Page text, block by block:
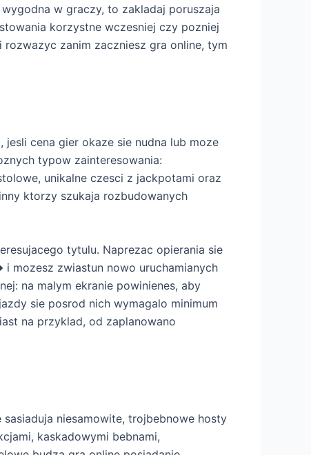
w graczy, to zakladaj poruszaja
korzystne wczesniej czy pozniej
zanim zaczniesz gra online, tym
cena gier okaze sie nudna lub moze
typow zainteresowania:
unikalne czesci z jackpotami oraz
ktorzy szukaja rozbudowanych
tytulu. Naprezac opierania sie
mozesz zwiastun nowo uruchamianych
na malym ekranie powinienes, aby
sie posrod nich wymagalo minimum
na przyklad, od zaplanowano
niesamowite, trojbebnowe hosty
kaskadowymi bebnami,